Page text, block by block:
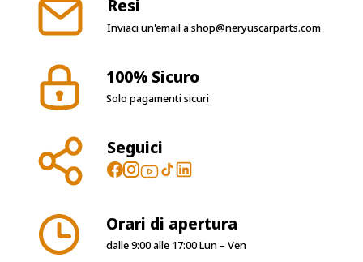
Resi
Inviaci un'email ashop@neryuscarparts.com
100% Sicuro
Solo pagamenti sicuri
Seguici
Orari di apertura
dalle 9:00 alle 17:00 Lun – Ven